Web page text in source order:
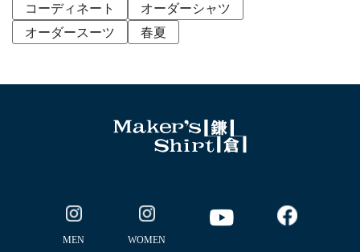
コーディネート
オーダーシャツ
オーダースーツ
春夏
MEN WOMEN